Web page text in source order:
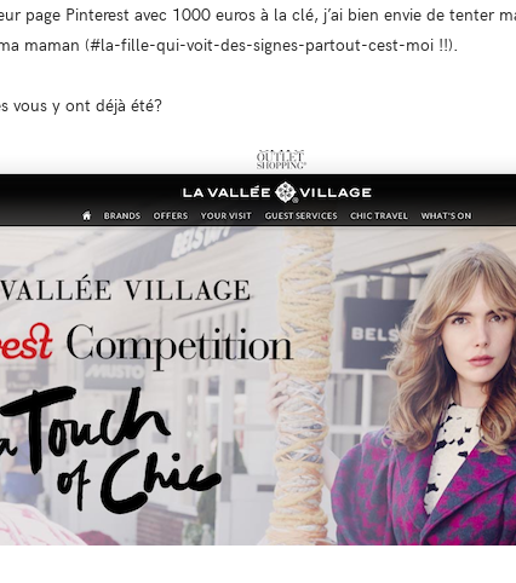
page Pinterest avec 1000 euros à la clé, j’ai bien envie de tenter
maman (#la-fille-qui-voit-des-signes-partout-cest-moi !!).
vous y ont déjà été?